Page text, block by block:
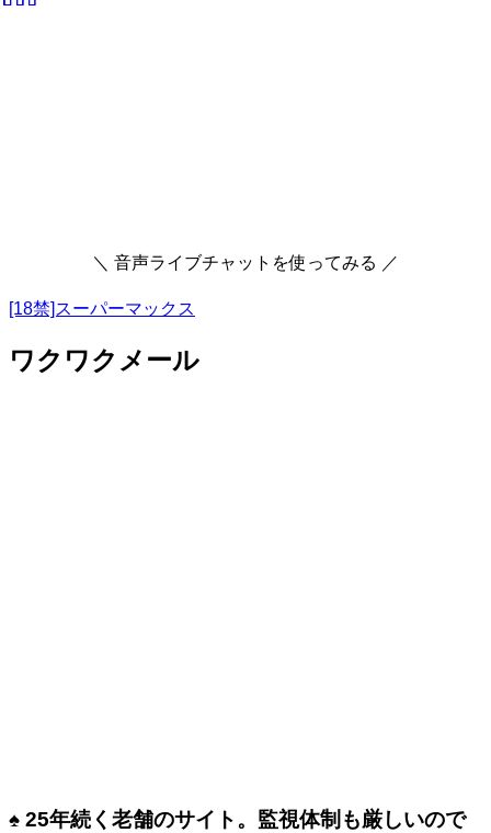
＼ 音声ライブチャットを使ってみる ／
[18禁]スーパーマックス
ワクワクメール
♠ 25年続く老舗のサイト。監視体制も厳しいので